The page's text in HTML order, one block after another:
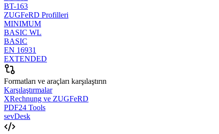
BT-163
ZUGFeRD Profilleri
MINIMUM
BASIC WL
BASIC
EN 16931
EXTENDED
Formatları ve araçları karşılaştırın
Karşılaştırmalar
XRechnung ve ZUGFeRD
PDF24 Tools
sevDesk